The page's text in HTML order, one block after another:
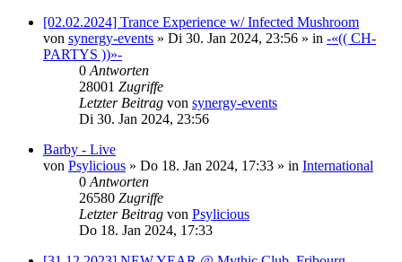
[02.02.2024] Trance Experience w/ Infected Mushroom
von synergy-events » Di 30. Jan 2024, 23:56 » in -«(( CH-
PARTYS ))»-
0 Antworten
28001 Zugriffe
Letzter Beitrag von synergy-events
Di 30. Jan 2024, 23:56
Barby - Live
von Psylicious » Do 18. Jan 2024, 17:33 » in International
0 Antworten
26580 Zugriffe
Letzter Beitrag von Psylicious
Do 18. Jan 2024, 17:33